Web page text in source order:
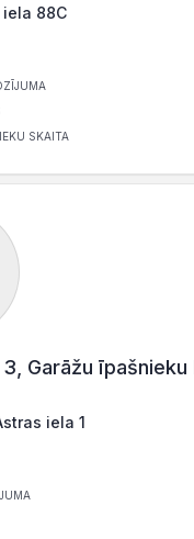
iela 88C
SKAITA
3, Garāžu
iela 1